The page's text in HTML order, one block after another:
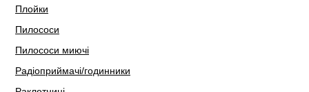
Плойки
Пилососи
Пилососи миючі
Радіоприймачі/годинники